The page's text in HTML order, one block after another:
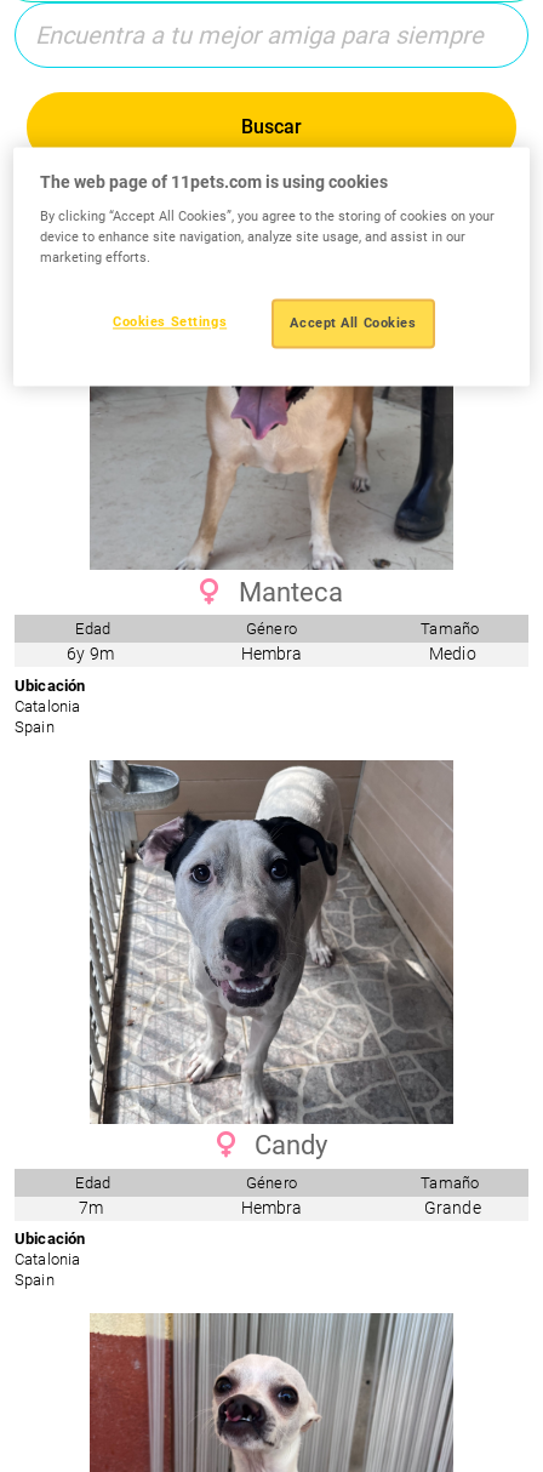
Buscar
Manteca
Edad Género Tamaño
6y 9m Hembra Medio
Ubicación
Catalonia
Spain
Candy
Edad Género Tamaño
7m Hembra Grande
Ubicación
Catalonia
Spain
The web page of 11pets.com is using cookies
By clicking “Accept All Cookies”, you agree to the storing of cookies on your
device to enhance site navigation, analyze site usage, and assist in our
marketing efforts.
Accept All Cookies
Cookies Settings